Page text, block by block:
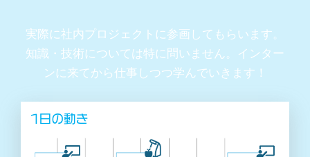
実際に社内プロジェクトに参画してもらいます。
知識・技術については特に問いません。インター
ンに来てから仕事しつつ学んでいきます！